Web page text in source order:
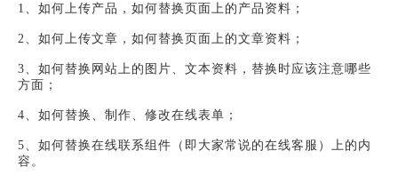
1、如何上传产品，如何替换页面上的产品资料；
2、如何上传文章，如何替换页面上的文章资料；
3、如何替换网站上的图片、文本资料，替换时应该注意哪些
方面；
4、如何替换、制作、修改在线表单；
5、如何替换在线联系组件（即大家常说的在线客服）上的内
容。